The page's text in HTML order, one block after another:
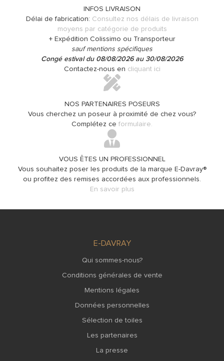
INFOS LIVRAISON
Délai de fabrication: Consultez nos délais de livraison
moyens par catégorie de produits
+ Expédition Colissimo ou Transporteur
sauf mentions spécifiques
Congé estival du 08/08/2026 au 30/08/2026
Contactez-nous en cliquant ici
NOS PARTENAIRES POSEURS
Vous cherchez un poseur à proximité de chez vous?
Complétez ce formulaire.
VOUS ÊTES UN PROFESSIONNEL
Vous souhaitez poser les produits de la marque E-Davray®
ou profitez des remises accordées aux professionnels.
En savoir plus
E-DAVRAY
Qui sommes-nous?
Conditions générales de vente
Mentions légales
Données personnelles
Sélection de toiles
Les partenaires
La presse